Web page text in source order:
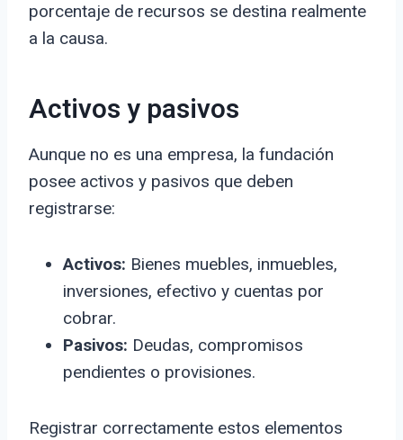
porcentaje de recursos se destina realmente
a la causa.
Activos y pasivos
Aunque no es una empresa, la fundación
posee activos y pasivos que deben
registrarse:
Activos: Bienes muebles, inmuebles,
inversiones, efectivo y cuentas por
cobrar.
Pasivos: Deudas, compromisos
pendientes o provisiones.
Registrar correctamente estos elementos